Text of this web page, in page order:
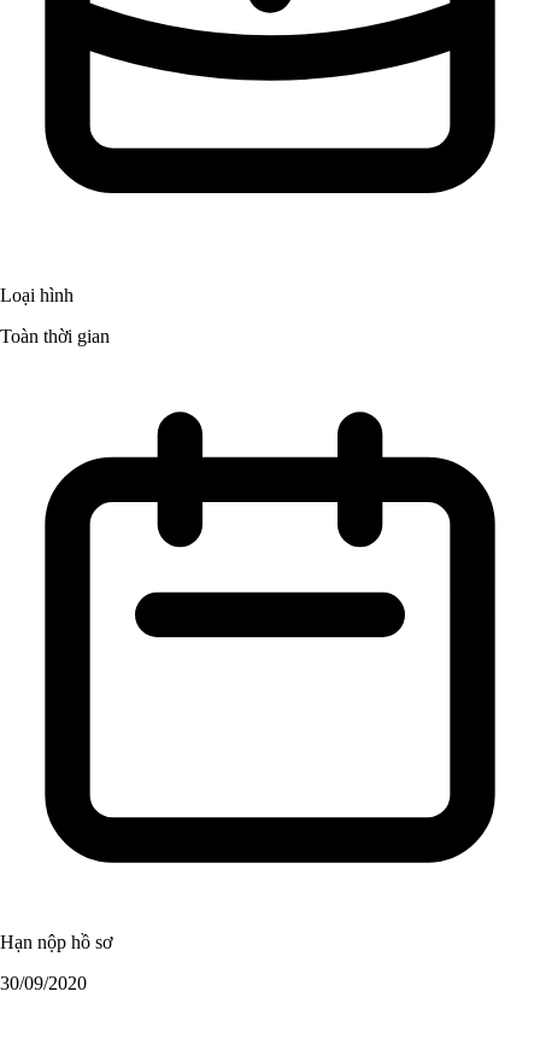
Loại hình
Toàn thời gian
Hạn nộp hồ sơ
30/09/2020